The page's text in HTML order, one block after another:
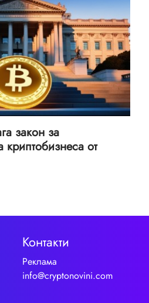
закон за
от
Контакти
Реклама
info@cryptonovini.com